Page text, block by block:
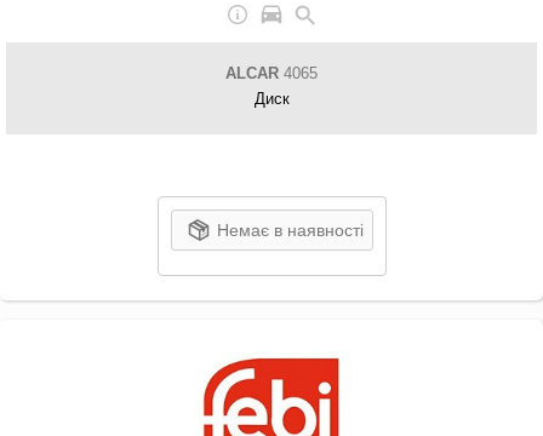
ALCAR 4065
Диск
Немає в наявності